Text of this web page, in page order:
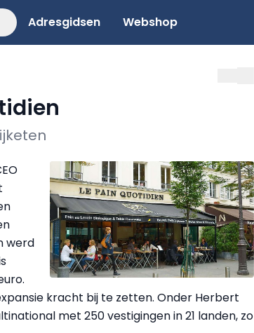
Adresgidsen Webshop
werd
kracht bij te zetten. Onder Herbert
met 250 vestigingen in 21 landen, zo